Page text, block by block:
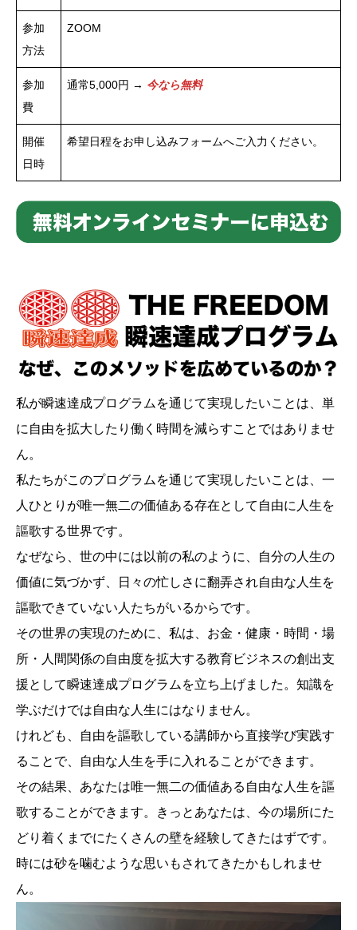
参加
方法
ZOOM
参加
費
通常5,000円 → 今なら無料
開催
日時
希望日程をお申し込みフォームへご入力ください。
私が瞬速達成プログラムを通じて実現したいことは、単
に自由を拡大したり働く時間を減らすことではありませ
ん。
私たちがこのプログラムを通じて実現したいことは、一
人ひとりが唯一無二の価値ある存在として自由に人生を
謳歌する世界です。
なぜなら、世の中には以前の私のように、自分の人生の
価値に気づかず、日々の忙しさに翻弄され自由な人生を
謳歌できていない人たちがいるからです。
その世界の実現のために、私は、お金・健康・時間・場
所・人間関係の自由度を拡大する教育ビジネスの創出支
援として瞬速達成プログラムを立ち上げました。知識を
学ぶだけでは自由な人生にはなりません。
けれども、自由を謳歌している講師から直接学び実践す
ることで、自由な人生を手に入れることができます。
その結果、あなたは唯一無二の価値ある自由な人生を謳
歌することができます。きっとあなたは、今の場所にた
どり着くまでにたくさんの壁を経験してきたはずです。
時には砂を噛むような思いもされてきたかもしれませ
ん。